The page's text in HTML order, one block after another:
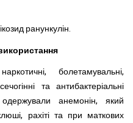
ранункулін.
болетамувальні,
та антибактеріальні
одержували анемонін, який
рахіті та при маткових